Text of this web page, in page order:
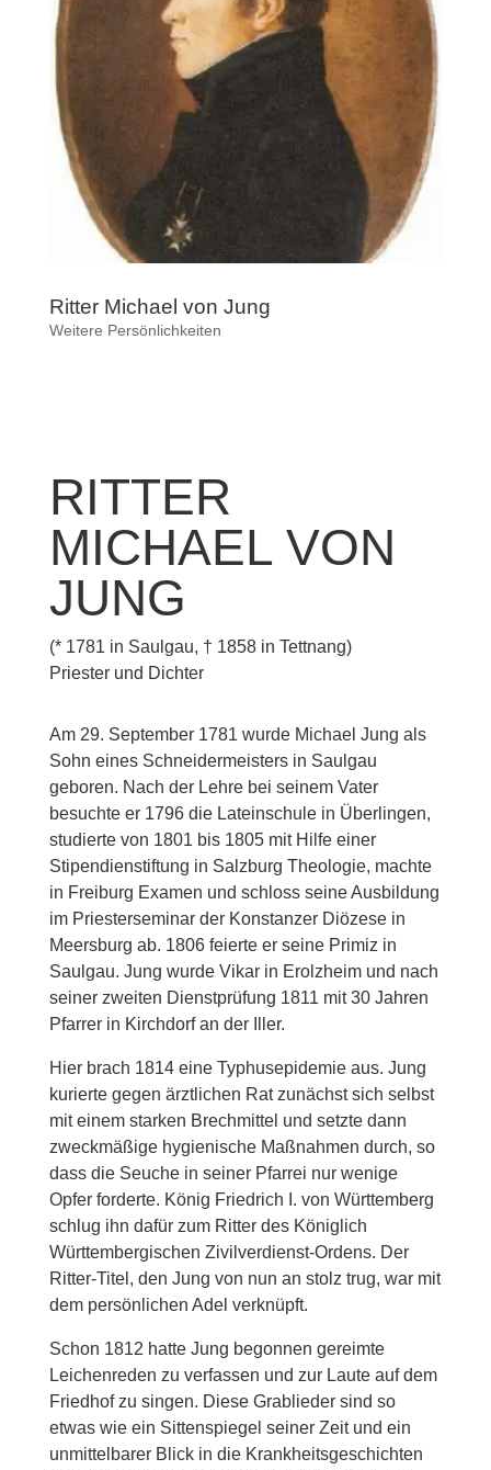
Ritter Michael von Jung
Weitere Persönlichkeiten
RITTER
MICHAEL VON
JUNG
(* 1781 in Saulgau, † 1858 in Tettnang)
Priester und Dichter
Am 29. September 1781 wurde Michael Jung als
Sohn eines Schneidermeisters in Saulgau
geboren. Nach der Lehre bei seinem Vater
besuchte er 1796 die Lateinschule in Überlingen,
studierte von 1801 bis 1805 mit Hilfe einer
Stipendienstiftung in Salzburg Theologie, machte
in Freiburg Examen und schloss seine Ausbildung
im Priesterseminar der Konstanzer Diözese in
Meersburg ab. 1806 feierte er seine Primiz in
Saulgau. Jung wurde Vikar in Erolzheim und nach
seiner zweiten Dienstprüfung 1811 mit 30 Jahren
Pfarrer in Kirchdorf an der Iller.
Hier brach 1814 eine Typhusepidemie aus. Jung
kurierte gegen ärztlichen Rat zunächst sich selbst
mit einem starken Brechmittel und setzte dann
zweckmäßige hygienische Maßnahmen durch, so
dass die Seuche in seiner Pfarrei nur wenige
Opfer forderte. König Friedrich I. von Württemberg
schlug ihn dafür zum Ritter des Königlich
Württembergischen Zivilverdienst-Ordens. Der
Ritter-Titel, den Jung von nun an stolz trug, war mit
dem persönlichen Adel verknüpft.
Schon 1812 hatte Jung begonnen gereimte
Leichenreden zu verfassen und zur Laute auf dem
Friedhof zu singen. Diese Grablieder sind so
etwas wie ein Sittenspiegel seiner Zeit und ein
unmittelbarer Blick in die Krankheitsgeschichten